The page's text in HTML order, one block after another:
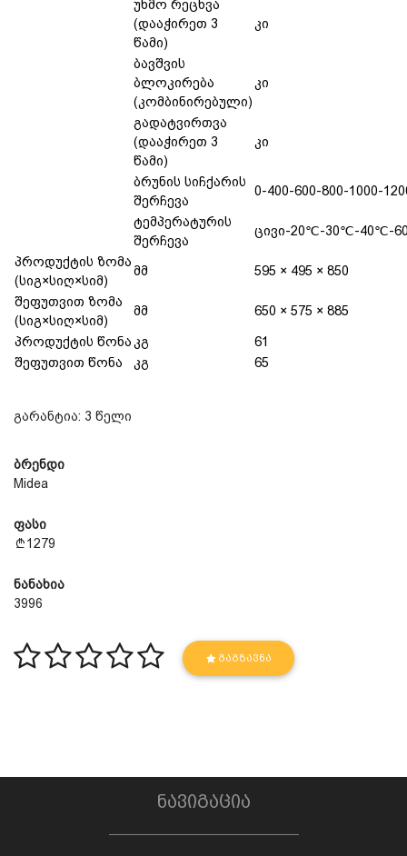
უხმო რეცხვა
(დააჭირეთ 3
წამი)
კი
ბავშვის
ბლოკირება
(კომბინირებული)
კი
გადატვირთვა
(დააჭირეთ 3
წამი)
კი
ბრუნის სიჩქარის
შერჩევა
0-400-600-800-1000-
ტემპერატურის
შერჩევა
ცივი-20℃-30℃-40℃-
პროდუქტის ზომა
(სიგ×სიღ×სიმ)
მმ 595 × 495 × 850
შეფუთვით ზომა
(სიგ×სიღ×სიმ)
მმ 650 × 575 × 885
პროდუქტის წონა კგ
61
შეფუთვით წონა
კგ 65
გარანტია: 3 წელი
ბრენდი
Midea
ფასი
1279
ნანახია
3996
ᲒᲐᲒᲖᲐᲕᲜᲐ
ნავიგაცია